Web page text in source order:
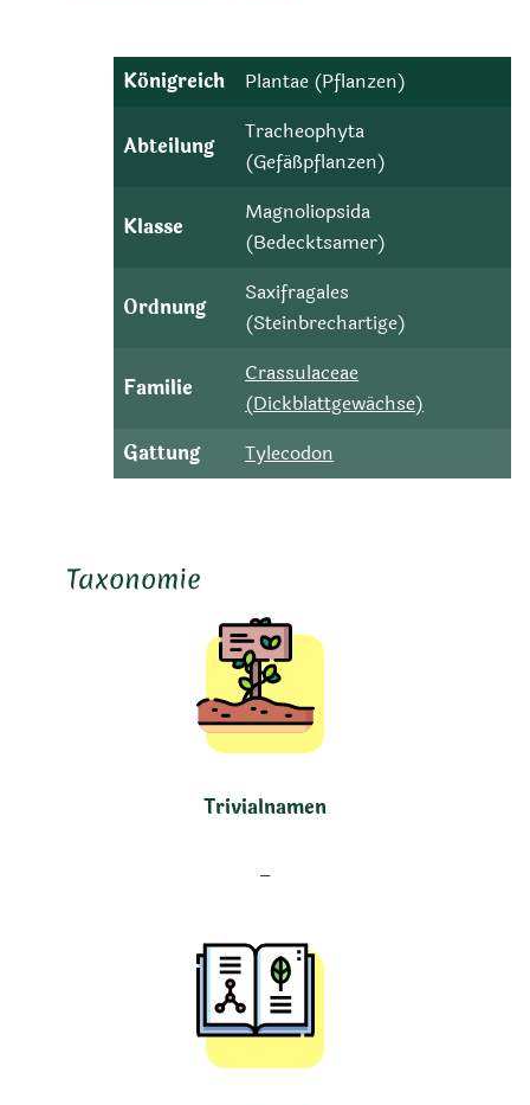
Königreich Plantae (Pflanzen)
Abteilung
Tracheophyta
(Gefäßpflanzen)
Klasse
Magnoliopsida
(Bedecktsamer)
Ordnung
Saxifragales
(Steinbrechartige)
Familie
Crassulaceae
(Dickblattgewächse)
Gattung
Tylecodon
Taxonomie
Trivialnamen
–